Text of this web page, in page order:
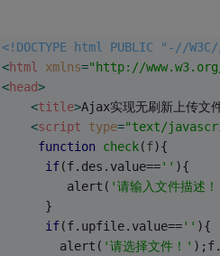
<!DOCTYPE html PUBLIC "-//
<html xmlns="http://
<head>
<title>Ajax实现无刷新上传文
<script type="text/
function check(f){
if(f.des.value=='' ){
         alert(
'请输入文件描述
      }
if(f.upfile.value=='' ){
        alert(
'请选择文件！'